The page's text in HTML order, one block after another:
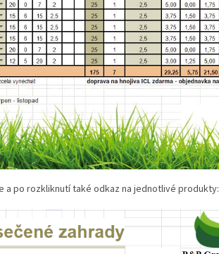
a po rozkliknutí také odkaz na jednotlivé produkty: